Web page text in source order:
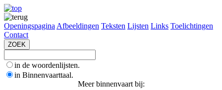
Openingspagina Afbeeldingen Teksten Lijsten Links Toelichtingen
Contact
in de woordenlijsten.
in Binnenvaarttaal.
Meer binnenvaart bij: